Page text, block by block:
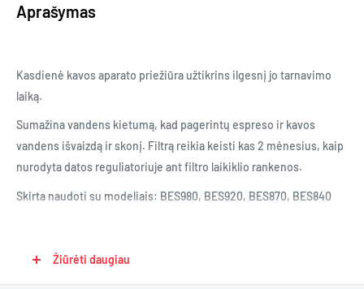
Aprašymas
Kasdienė kavos aparato priežiūra užtikrins ilgesnį jo tarnavimo
laiką.
Sumažina vandens kietumą, kad pagerintų espreso ir kavos
vandens išvaizdą ir skonį. Filtrą reikia keisti kas 2 mėnesius, kaip
nurodyta datos reguliatoriuje ant filtro laikiklio rankenos.
Skirta naudoti su modeliais: BES980, BES920, BES870, BES840
Žiūrėti daugiau